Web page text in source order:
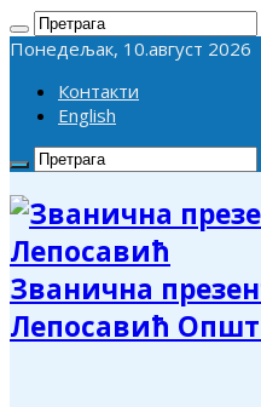
Понедељак, 10.август 2026
Контакти
English
Званична
Лепосавић